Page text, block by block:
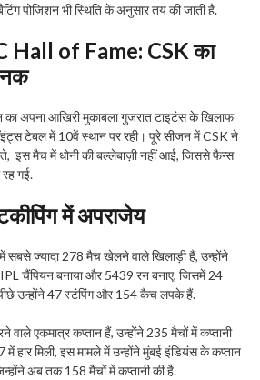
पोजिशन भी स्थिति के अनुसार तय की जाती है.
Hall of Fame: CSK का
अपना आखिरी मुकाबला गुजरात टाइटंस के खिलाफ
टेबल में 10वें स्थान पर रही। पूरे सीजन में CSK ने
इस मैच में धोनी की बल्लेबाज़ी नहीं आई, जिससे फैन्स
गई.
में अपराजेय
सबसे ज्यादा 278 मैच खेलने वाले खिलाड़ी हैं, उन्होंने
IPL चैंपियन बनाया और 5439 रन बनाए, जिसमें 24
उन्होंने 47 स्टंपिंग और 154 कैच लपके हैं.
वाले एकमात्र कप्तान हैं, उन्होंने 235 मैचों में कप्तानी
हार मिली, इस मामले में उन्होंने मुंबई इंडियंस के कप्तान
अब तक 158 मैचों में कप्तानी की है.